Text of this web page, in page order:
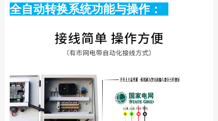
全自动转换系统功能与操作：